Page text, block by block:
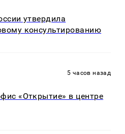
утвердила
консультированию
5 часов назад
«Открытие» в центре